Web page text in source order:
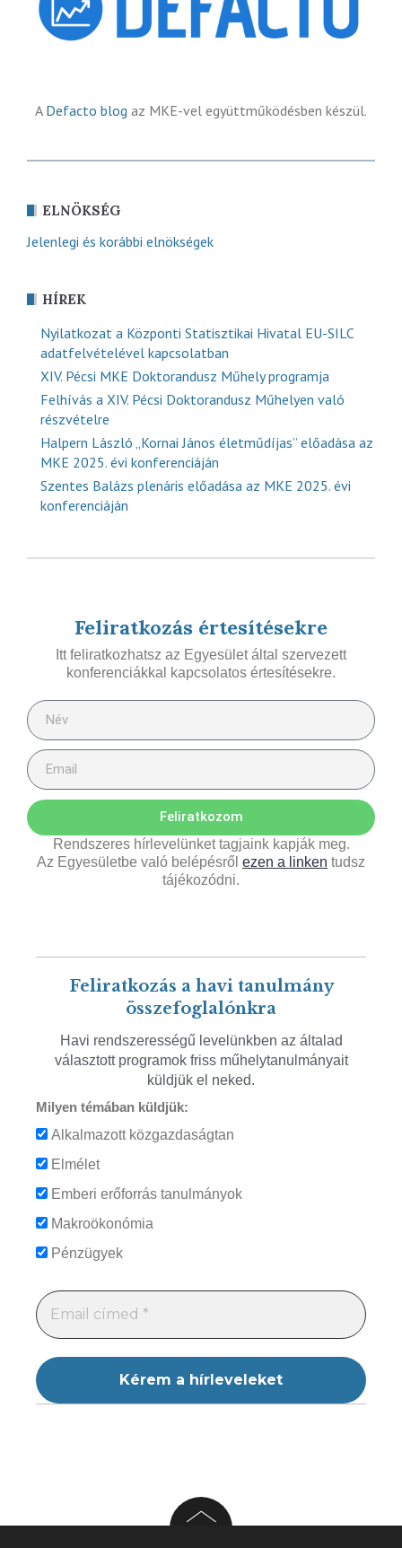
A Defacto blog az MKE-vel együttműködésben készül.
ELNÖKSÉG
Jelenlegi és korábbi elnökségek
HÍREK
Nyilatkozat a Központi Statisztikai Hivatal EU-SILC
adatfelvételével kapcsolatban
XIV. Pécsi MKE Doktorandusz Műhely programja
Felhívás a XIV. Pécsi Doktorandusz Műhelyen való
részvételre
Halpern László „Kornai János életműdíjas” előadása az
MKE 2025. évi konferenciáján
Szentes Balázs plenáris előadása az MKE 2025. évi
konferenciáján
Feliratkozás értesítésekre
Itt feliratkozhatsz az Egyesület által szervezett
konferenciákkal kapcsolatos értesítésekre.
Feliratkozom
Rendszeres hírlevelünket tagjaink kapják meg.
Az Egyesületbe való belépésről ezen a linken tudsz
tájékozódni.
Feliratkozás a havi tanulmány
összefoglalónkra
Havi rendszerességű levelünkben az általad
választott programok friss műhelytanulmányait
küldjük el neked.
Milyen témában küldjük:
Alkalmazott közgazdaságtan
Elmélet
Emberi erőforrás tanulmányok
Makroökonómia
Pénzügyek